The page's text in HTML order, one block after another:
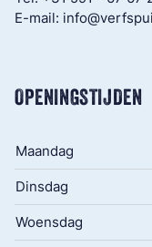
E-mail:
OPENINGSTIJDEN
Maandag
Dinsdag
Woensdag